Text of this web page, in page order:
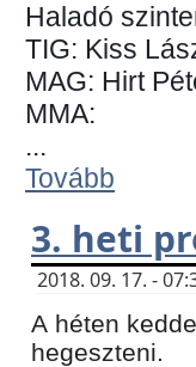
Haladó
TIG: Kiss
MAG: Hirt
MMA:
...
Tovább
3. heti
2018. 09. 17. -
A héten
hegeszteni.